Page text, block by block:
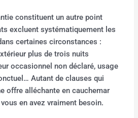
constituent un autre point
excluent systématiquement les
certaines circonstances :
plus de trois nuits
occasionnel non déclaré, usage
Autant de clauses qui
offre alléchante en cauchemar
en avez vraiment besoin.